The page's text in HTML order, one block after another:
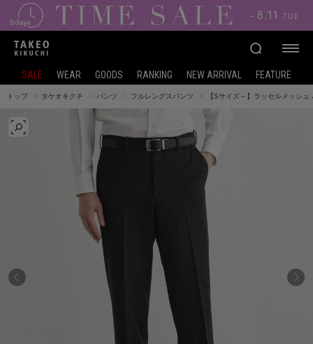
SALE WEAR GOODS RANKING NEW ARRIVAL FEATURE
トップ タケオキクチ パンツ フルレングスパンツ 【Sサイズ～】ラッセルメッシュ